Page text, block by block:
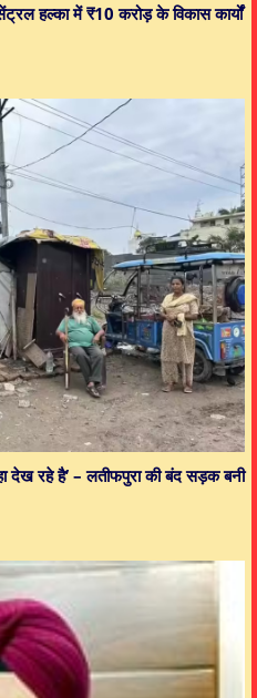
हल्का में ₹10 करोड़ के विकास कार्यों
देख रहे है’ – लतीफपुरा की बंद सड़क बनी